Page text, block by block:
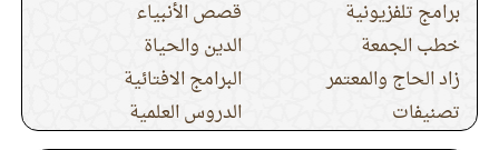
برامج تلفزيونية
قصص الأنبياء
خطب الجمعة
الدين والحياة
زاد الحاج والمعتمر
البرامج الافتائية
تصنيفات
الدروس العلمية